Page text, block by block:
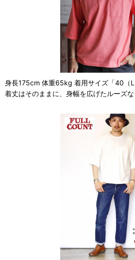
身長175cm 体重65kg 着用サイズ「40（L
着丈はそのままに、身幅を広げたルーズな